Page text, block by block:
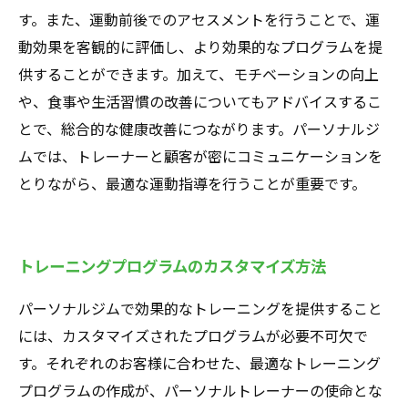
す。また、運動前後でのアセスメントを行うことで、運
動効果を客観的に評価し、より効果的なプログラムを提
供することができます。加えて、モチベーションの向上
や、食事や生活習慣の改善についてもアドバイスするこ
とで、総合的な健康改善につながります。パーソナルジ
ムでは、トレーナーと顧客が密にコミュニケーションを
とりながら、最適な運動指導を行うことが重要です。
トレーニングプログラムのカスタマイズ方法
パーソナルジムで効果的なトレーニングを提供すること
には、カスタマイズされたプログラムが必要不可欠で
す。それぞれのお客様に合わせた、最適なトレーニング
プログラムの作成が、パーソナルトレーナーの使命とな